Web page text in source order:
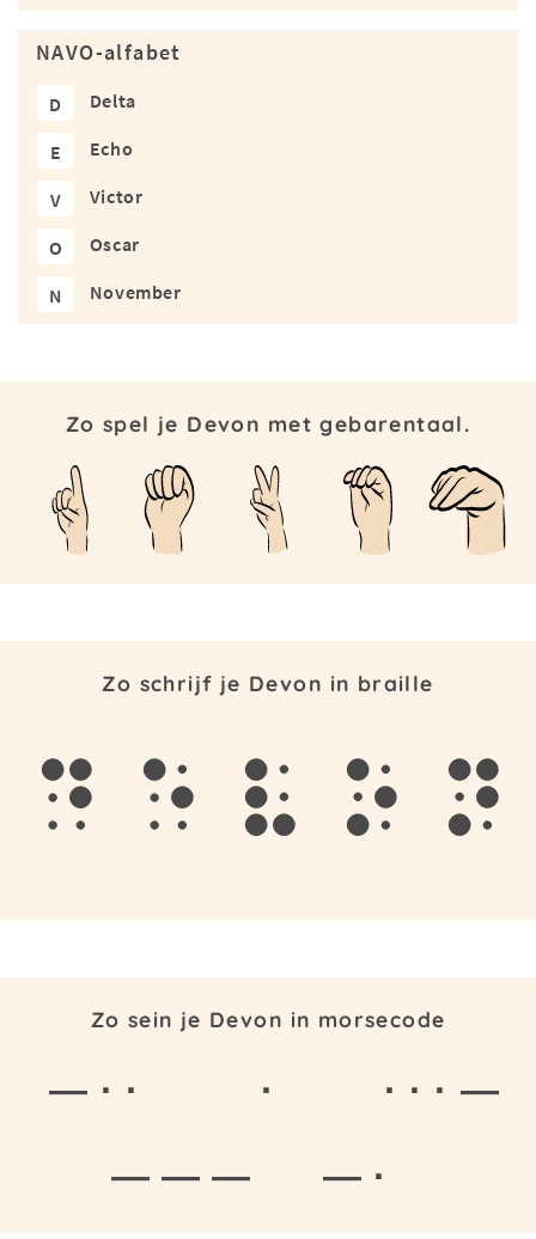
NAVO-alfabet
D Delta
E Echo
V Victor
O Oscar
N November
Zo spel je Devon met gebarentaal.
Zo schrijf je Devon in braille
d e v o n
Zo sein je Devon in morsecode
— · · ·
· · · —
— — —
— ·